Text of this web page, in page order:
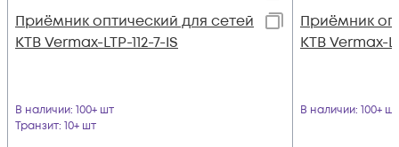
Приёмник оптический для сетей
КТВ Vermax-LTP-112-7-IS
В наличии: 100+ шт
Транзит: 10+ шт
Приёмник
КТВ Vermax-
В наличии: 100+ шт